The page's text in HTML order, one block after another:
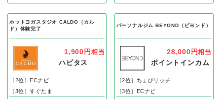
ホットヨガスタジオ CALDO（カル
ド）体験完了
1,900円 相当
ハピタス
［2位］ECナビ
［3位］すぐたま
パーソナルジム BEYOND（ビヨンド）
28,000円相当
ポイントインカム
［2位］ちょびリッチ
［3位］ECナビ